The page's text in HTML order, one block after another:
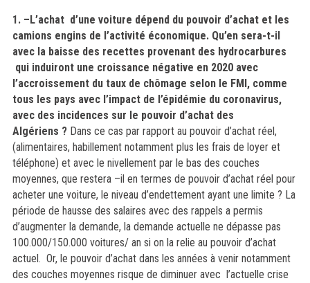
1. –L’achat d’une voiture dépend du pouvoir d’achat et les
camions engins de l’activité économique. Qu’en sera-t-il
avec la baisse des recettes provenant des hydrocarbures
qui induiront une croissance négative en 2020 avec
l’accroissement du taux de chômage selon le FMI, comme
tous les pays avec l’impact de l’épidémie du coronavirus,
avec des incidences sur le pouvoir d’achat des
Algériens ? Dans ce cas par rapport au pouvoir d’achat réel,
(alimentaires, habillement notamment plus les frais de loyer et
téléphone) et avec le nivellement par le bas des couches
moyennes, que restera –il en termes de pouvoir d’achat réel pour
acheter une voiture, le niveau d’endettement ayant une limite ? La
période de hausse des salaires avec des rappels a permis
d’augmenter la demande, la demande actuelle ne dépasse pas
100.000/150.000 voitures/ an si on la relie au pouvoir d’achat
actuel. Or, le pouvoir d’achat dans les années à venir notamment
des couches moyennes risque de diminuer avec l’actuelle crise